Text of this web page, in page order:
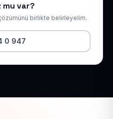
mu var?
birlikte belirleyelim.
0 947